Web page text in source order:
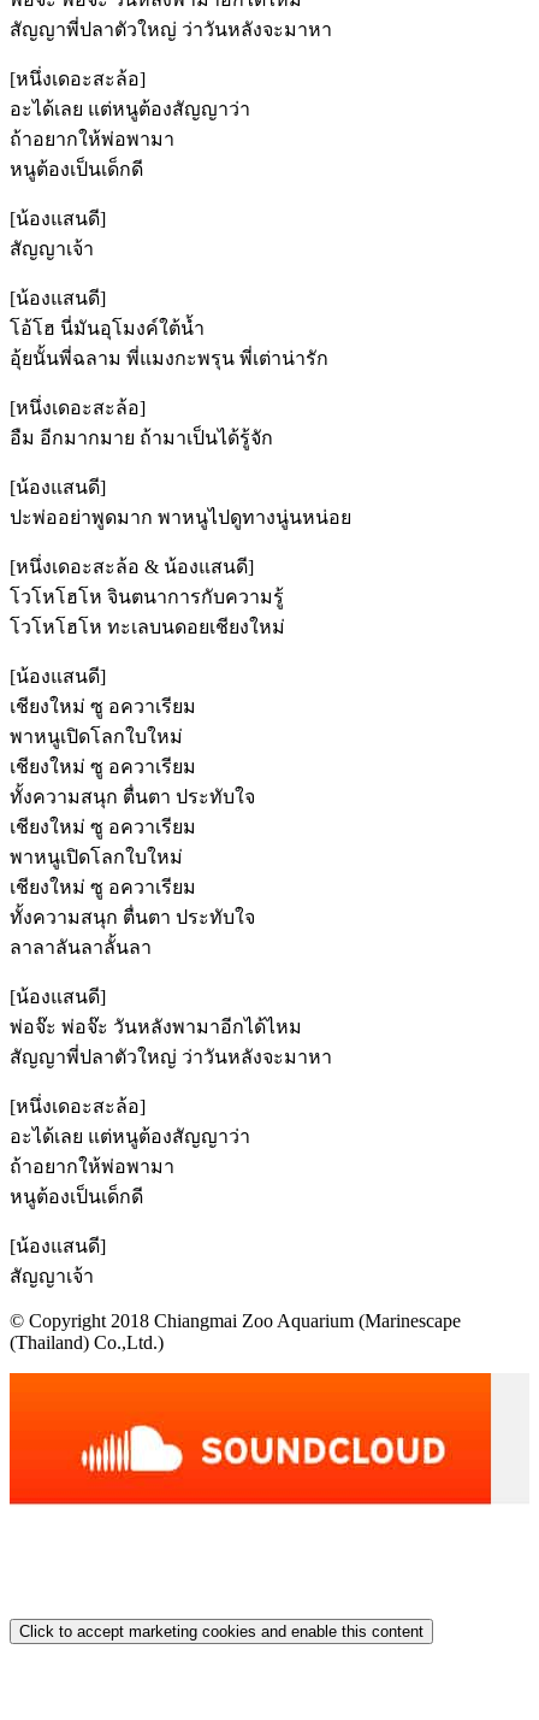
สัญญาพี่ปลาตัวใหญ่ ว่าวันหลังจะมาหา
[หนึ่งเดอะสะล้อ]
อะได้เลย แต่หนูต้องสัญญาว่า
ถ้าอยากให้พ่อพามา
หนูต้องเป็นเด็กดี
[น้องแสนดี]
สัญญาเจ้า
[น้องแสนดี]
โอ้โฮ นี่มันอุโมงค์ใต้น้ำ
อุ้ยนั้นพี่ฉลาม พี่แมงกะพรุน พี่เต่าน่ารัก
[หนึ่งเดอะสะล้อ]
อืม อีกมากมาย ถ้ามาเป็นได้รู้จัก
[น้องแสนดี]
ปะพ่ออย่าพูดมาก พาหนูไปดูทางนู่นหน่อย
[หนึ่งเดอะสะล้อ & น้องแสนดี]
โวโหโฮโห จินตนาการกับความรู้
โวโหโฮโห ทะเลบนดอยเชียงใหม่
[น้องแสนดี]
เชียงใหม่ ซู อควาเรียม
พาหนูเปิดโลกใบใหม่
เชียงใหม่ ซู อควาเรียม
ทั้งความสนุก ตื่นตา ประทับใจ
เชียงใหม่ ซู อควาเรียม
พาหนูเปิดโลกใบใหม่
เชียงใหม่ ซู อควาเรียม
ทั้งความสนุก ตื่นตา ประทับใจ
ลาลาลันลาลั้นลา
[น้องแสนดี]
พ่อจ๊ะ พ่อจ๊ะ วันหลังพามาอีกได้ไหม
สัญญาพี่ปลาตัวใหญ่ ว่าวันหลังจะมาหา
[หนึ่งเดอะสะล้อ]
อะได้เลย แต่หนูต้องสัญญาว่า
ถ้าอยากให้พ่อพามา
หนูต้องเป็นเด็กดี
[น้องแสนดี]
สัญญาเจ้า
© Copyright 2018 Chiangmai Zoo Aquarium (Marinescape
(Thailand) Co.,Ltd.)
Click to accept marketing cookies and enable this content